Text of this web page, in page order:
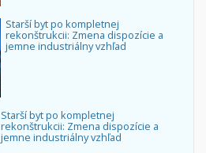
Starší byt po kompletnej
rekonštrukcii: Zmena dispozície a
jemne industriálny vzhľad
Starší byt po kompletnej
rekonštrukcii: Zmena dispozície a
jemne industriálny vzhľad